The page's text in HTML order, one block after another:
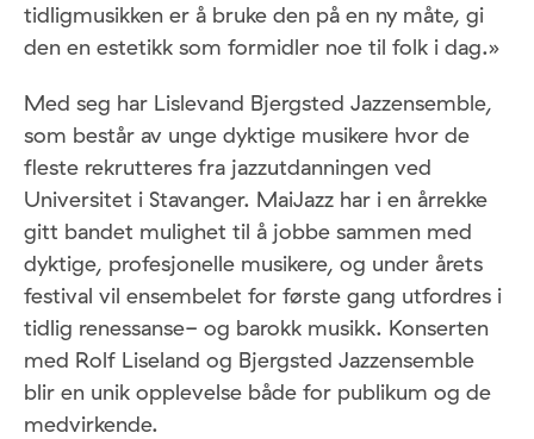
tidligmusikken er å bruke den på en ny måte, gi
den en estetikk som formidler noe til folk i dag.»
Med seg har Lislevand Bjergsted Jazzensemble,
som består av unge dyktige musikere hvor de
fleste rekrutteres fra jazzutdanningen ved
Universitet i Stavanger. MaiJazz har i en årrekke
gitt bandet mulighet til å jobbe sammen med
dyktige, profesjonelle musikere, og under årets
festival vil ensembelet for første gang utfordres i
tidlig renessanse- og barokk musikk. Konserten
med Rolf Liseland og Bjergsted Jazzensemble
blir en unik opplevelse både for publikum og de
medvirkende.